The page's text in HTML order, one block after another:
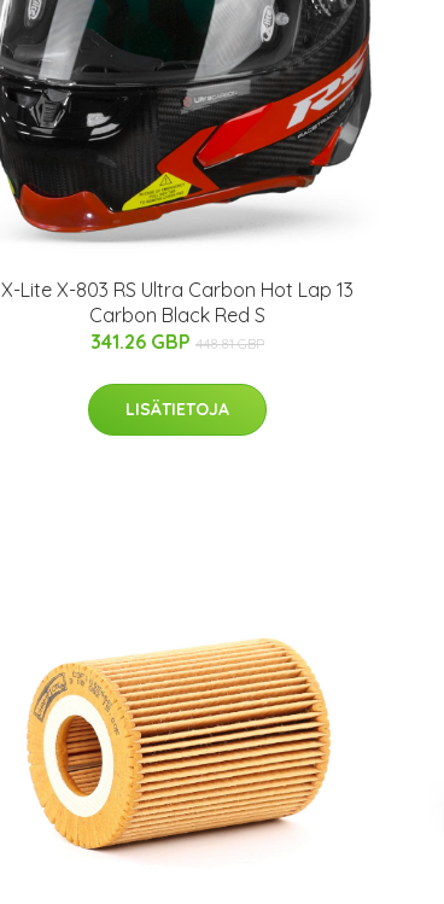
X-Lite X-803 RS Ultra Carbon Hot Lap 13
Carbon Black Red S
341.26 GBP 448.81 GBP
LISÄTIETOJA